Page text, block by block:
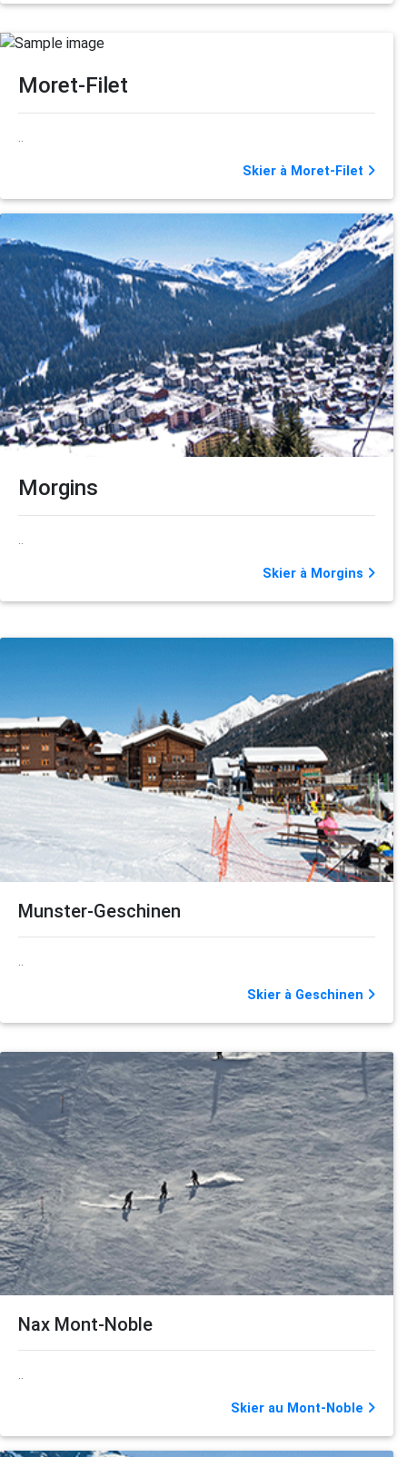
Moret-Filet
..
Skier à Moret-Filet
Morgins
..
Skier à Morgins
Munster-Geschinen
..
Skier à Geschinen
Nax Mont-Noble
..
Skier au Mont-Noble